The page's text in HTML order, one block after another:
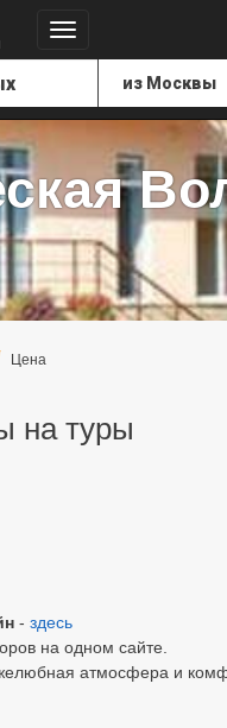
Цена
на туры
- здесь
на одном сайте.
атмосфера и